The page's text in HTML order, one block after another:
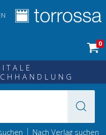
0
| Nach Verlag suchen